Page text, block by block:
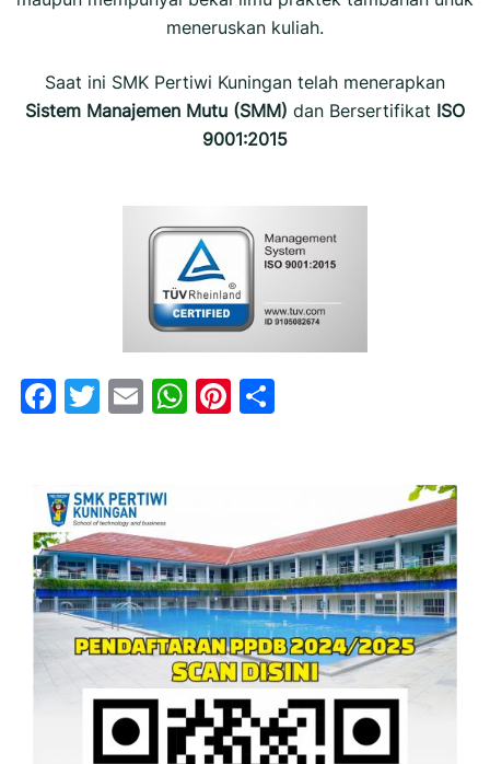
meneruskan kuliah.
Saat ini SMK Pertiwi Kuningan telah menerapkan
Sistem Manajemen Mutu (SMM) dan Bersertifikat ISO
9001:2015
Facebook
Twitter
EmailWhatsApp
Pinterest